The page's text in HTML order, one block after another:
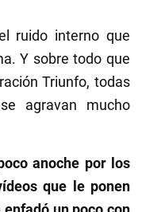
ruido interno que
Y sobre todo que
Triunfo, todas
agravan mucho
anoche por los
que le ponen